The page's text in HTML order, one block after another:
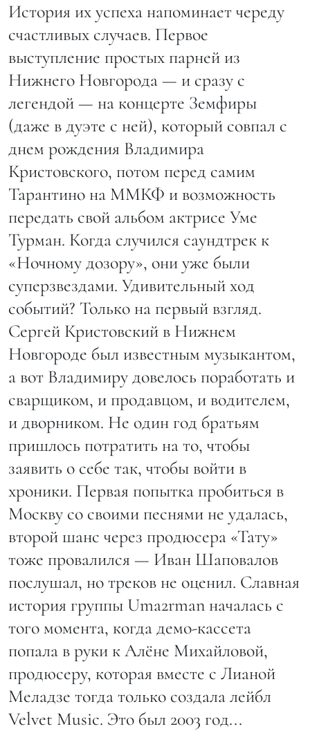
История их успеха напоминает череду
счастливых случаев. Первое
выступление простых парней из
Нижнего Новгорода — и сразу с
легендой — на концерте Земфиры
(даже в дуэте с ней), который совпал с
днем рождения Владимира
Кристовского, потом перед самим
Тарантино на ММКФ и возможность
передать свой альбом актрисе Уме
Турман. Когда случился саундтрек к
«Ночному дозору», они уже были
суперзвездами. Удивительный ход
событий? Только на первый взгляд.
Сергей Кристовский в Нижнем
Новгороде был известным музыкантом,
а вот Владимиру довелось поработать и
сварщиком, и продавцом, и водителем,
и дворником. Не один год братьям
пришлось потратить на то, чтобы
заявить о себе так, чтобы войти в
хроники. Первая попытка пробиться в
Москву со своими песнями не удалась,
второй шанс через продюсера «Тату»
тоже провалился — Иван Шаповалов
послушал, но треков не оценил. Славная
история группы Uma2rman началась с
того момента, когда демо-кассета
попала в руки к Алёне Михайловой,
продюсеру, которая вместе с Лианой
Меладзе тогда только создала лейбл
Velvet Music. Это был 2003 год...